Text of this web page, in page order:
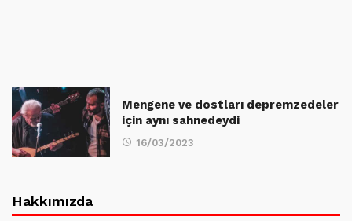
Mengene ve dostları depremzedeler
için aynı sahnedeydi
16/03/2023
Hakkımızda